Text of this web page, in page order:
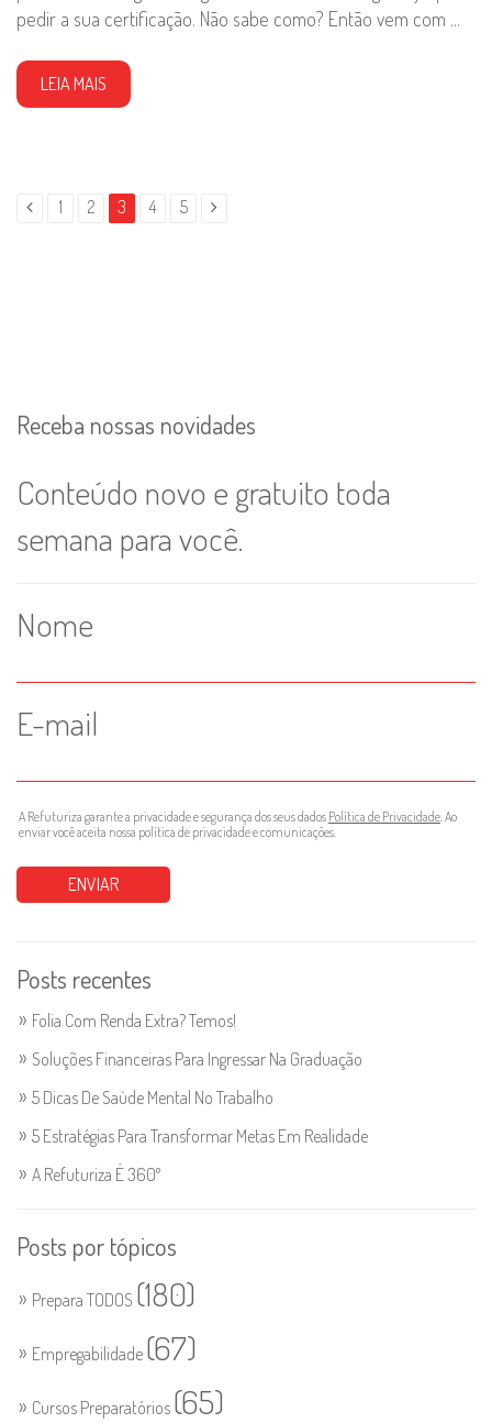
pedir a sua certificação. Não sabe como? Então vem com ...
LEIA MAIS
1 2 3 4 5
Receba nossas novidades
Conteúdo novo e gratuito toda
semana para você.
Nome
E-mail
A Refuturiza garante a privacidade e segurança dos seus dados Política de Privacidade . Ao
enviar você aceita nossa política de privacidade e comunicações.
Posts recentes
Folia Com Renda Extra? Temos!
Soluções Financeiras Para Ingressar Na Graduação
5 Dicas De Saúde Mental No Trabalho
5 Estratégias Para Transformar Metas Em Realidade
A Refuturiza É 360º
Posts por tópicos
Prepara TODOS (180)
Empregabilidade (67)
Cursos Preparatórios (65)